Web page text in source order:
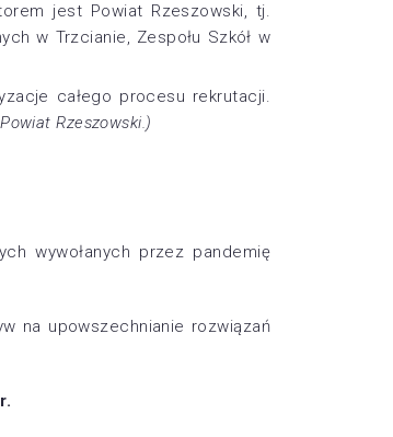
jest Powiat Rzeszowski, tj.
w Trzcianie, Zespołu Szkół w
całego procesu rekrutacji.
Rzeszowski.)
wywołanych przez pandemię
na upowszechnianie rozwiązań